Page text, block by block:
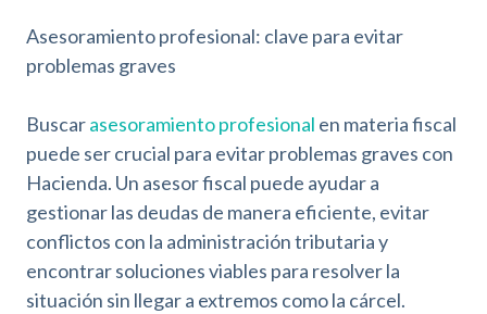
a
d
Asesoramiento profesional: clave para evitar
problemas graves
Buscarasesoramiento profesional en materia fiscal
puede ser crucial para evitar problemas graves con
Hacienda. Un asesor fiscal puede ayudar a
gestionar las deudas de manera eficiente, evitar
conflictos con la administración tributaria y
encontrar soluciones viables para resolver la
situación sin llegar a extremos como la cárcel.